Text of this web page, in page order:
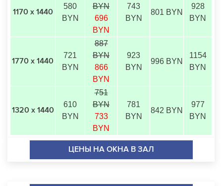
1170 х 1440
580
BYN
BYN
696
BYN
743
BYN
801 BYN
928
BYN
1770 х 1440
721
BYN
887
BYN
866
BYN
923
BYN
996 BYN
1154
BYN
1320 х 1440
610
BYN
751
BYN
733
BYN
781
BYN
842 BYN
977
BYN
ЦЕНЫ НА ОКНА В ЗАЛ